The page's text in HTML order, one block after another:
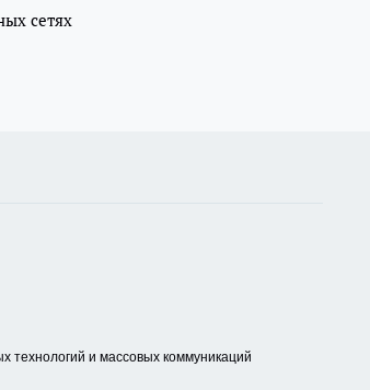
сетях
и массовых коммуникаций